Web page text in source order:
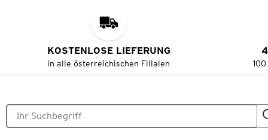
KOSTENLOSE LIEFERUNG
in alle österreichischen Filialen